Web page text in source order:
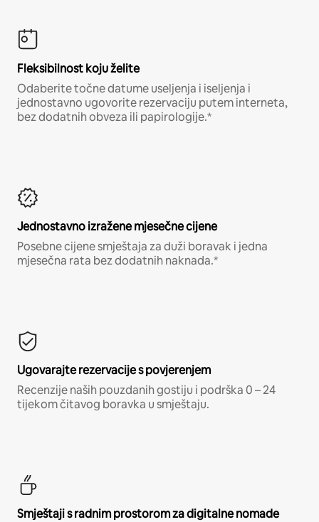
Fleksibilnost koju želite
Odaberite točne datume useljenja i iseljenja i
jednostavno ugovorite rezervaciju putem interneta,
bez dodatnih obveza ili papirologije.*
Jednostavno izražene mjesečne cijene
Posebne cijene smještaja za duži boravak i jedna
mjesečna rata bez dodatnih naknada.*
Ugovarajte rezervacije s povjerenjem
Recenzije naših pouzdanih gostiju i podrška 0 – 24
tijekom čitavog boravka u smještaju.
Smještaji s radnim prostorom za digitalne nomade